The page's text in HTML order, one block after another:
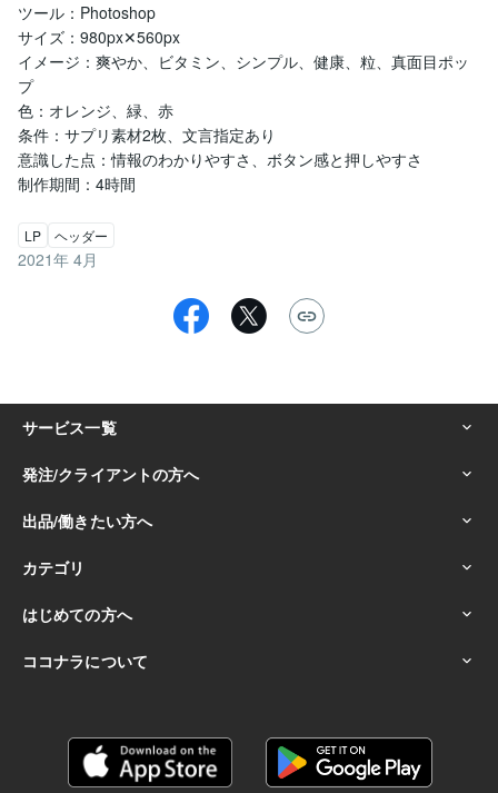
ツール：Photoshop
サイズ：980px✕560px
イメージ：爽やか、ビタミン、シンプル、健康、粒、真面目ポッ
プ
色：オレンジ、緑、赤
条件：サプリ素材2枚、文言指定あり
意識した点：情報のわかりやすさ、ボタン感と押しやすさ
制作期間：4時間
LP ヘッダー
2021年 4月